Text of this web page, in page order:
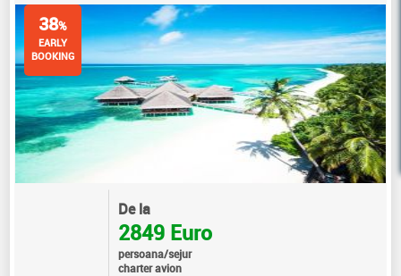
38%
EARLY
BOOKING
De la
2849 Euro
persoana/sejur
charter avion